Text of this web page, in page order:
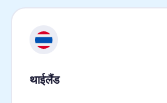
थाईलैंड